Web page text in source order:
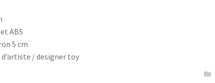
ABS
5 cm
/ designer toy